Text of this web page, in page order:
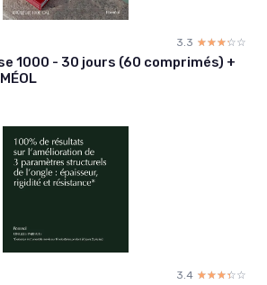
3.3 ☆☆☆☆☆
★★★★★
1000 - 30 jours (60 comprimés) +
3.4 ☆☆☆☆☆
★★★★★